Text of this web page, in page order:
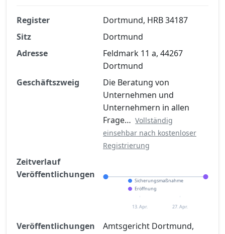
Finanzkennzahlen nach kostenloser
Registrierung verfügbar
Jetzt kostenlos registrieren
Register
Dortmund, HRB 34187
Sitz
Dortmund
Adresse
Feldmark 11 a, 44267
Dortmund
Geschäftszweig
Die Beratung von
Unternehmen und
Unternehmern in allen
Frage… Vollständig
einsehbar nach kostenloser
Registrierung
Zeitverlauf
Veröffentlichungen
Sicherungsmaßnahme
Eröffnung
13. Apr. 27. Apr.
Veröffentlichungen
Amtsgericht Dortmund,